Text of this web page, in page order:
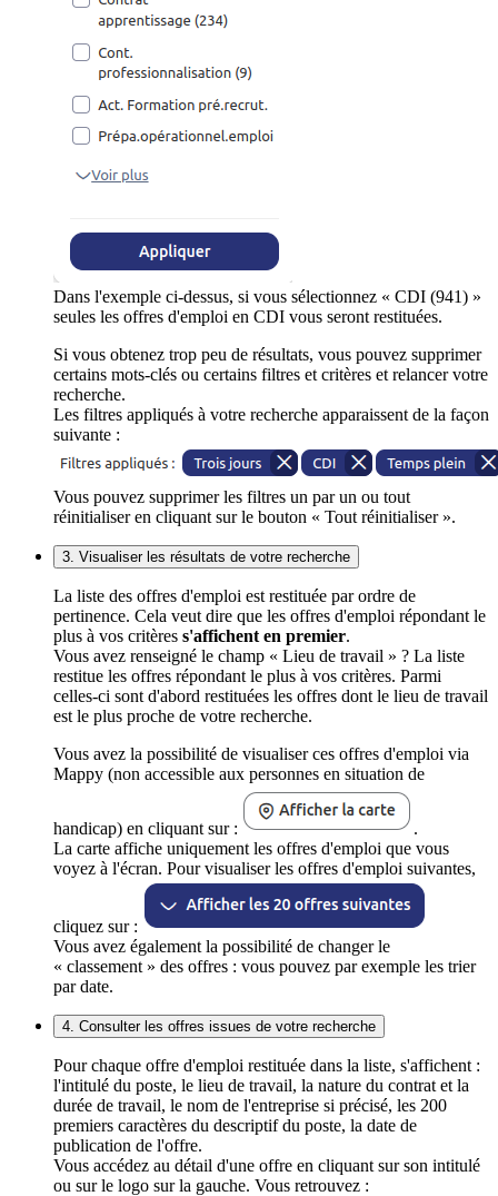
Dans l'exemple ci-dessus, si vous sélectionnez « CDI (941) »
seules les offres d'emploi en CDI vous seront restituées.
Si vous obtenez trop peu de résultats, vous pouvez supprimer
certains mots-clés ou certains filtres et critères et relancer votre
recherche.
Les filtres appliqués à votre recherche apparaissent de la façon
suivante :
Vous pouvez supprimer les filtres un par un ou tout
réinitialiser en cliquant sur le bouton « Tout réinitialiser ».
3. Visualiser les résultats de votre recherche
La liste des offres d'emploi est restituée par ordre de
pertinence. Cela veut dire que les offres d'emploi répondant le
plus à vos critères s'affichent en premier.
Vous avez renseigné le champ « Lieu de travail » ? La liste
restitue les offres répondant le plus à vos critères. Parmi
celles-ci sont d'abord restituées les offres dont le lieu de travail
est le plus proche de votre recherche.
Vous avez la possibilité de visualiser ces offres d'emploi via
Mappy (non accessible aux personnes en situation de
handicap) en cliquant sur :
.
La carte affiche uniquement les offres d'emploi que vous
voyez à l'écran. Pour visualiser les offres d'emploi suivantes,
cliquez sur :
Vous avez également la possibilité de changer le
« classement » des offres : vous pouvez par exemple les trier
par date.
4. Consulter les offres issues de votre recherche
Pour chaque offre d'emploi restituée dans la liste, s'affichent :
l'intitulé du poste, le lieu de travail, la nature du contrat et la
durée de travail, le nom de l'entreprise si précisé, les 200
premiers caractères du descriptif du poste, la date de
publication de l'offre.
Vous accédez au détail d'une offre en cliquant sur son intitulé
ou sur le logo sur la gauche. Vous retrouvez :